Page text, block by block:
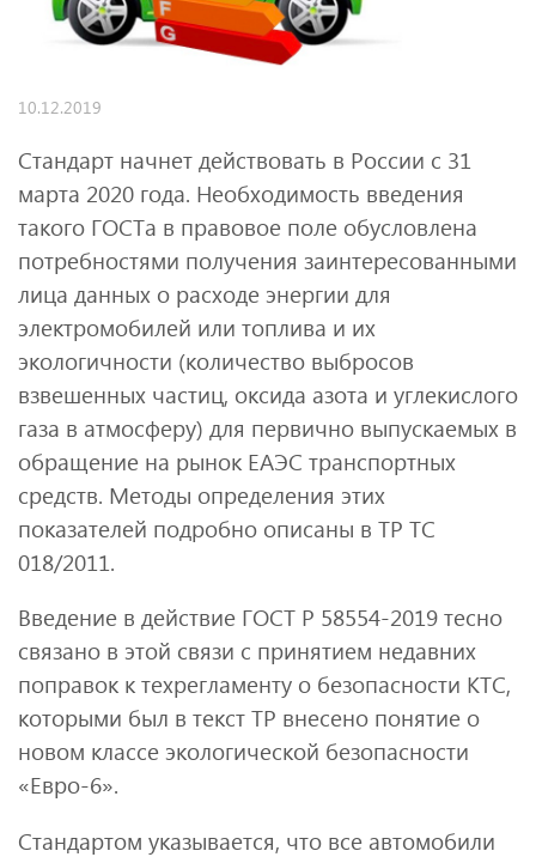
10.12.2019
Стандарт начнет действовать в России с 31
марта 2020 года. Необходимость введения
такого ГОСТа в правовое поле обусловлена
потребностями получения заинтересованными
лица данных о расходе энергии для
электромобилей или топлива и их
экологичности (количество выбросов
взвешенных частиц, оксида азота и углекислого
газа в атмосферу) для первично выпускаемых в
обращение на рынок ЕАЭС транспортных
средств. Методы определения этих
показателей подробно описаны в ТР ТС
018/2011.
Введение в действие ГОСТ Р 58554-2019 тесно
связано в этой связи с принятием недавних
поправок к техрегламенту о безопасности КТС,
которыми был в текст ТР внесено понятие о
новом классе экологической безопасности
«Евро-6».
Стандартом указывается, что все автомобили